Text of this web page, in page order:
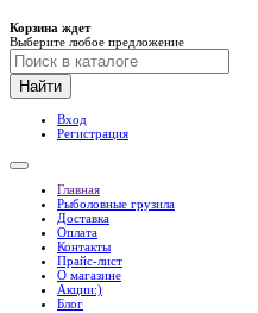
Корзина ждет
Выберите любое предложение
Найти
Вход
Регистрация
Главная
Рыболовные грузила
Доставка
Оплата
Контакты
Прайс-лист
О магазине
Акции:)
Блог